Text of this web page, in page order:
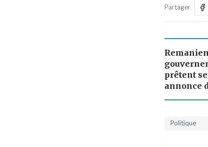
Partager
prêtent
annonce
Politique